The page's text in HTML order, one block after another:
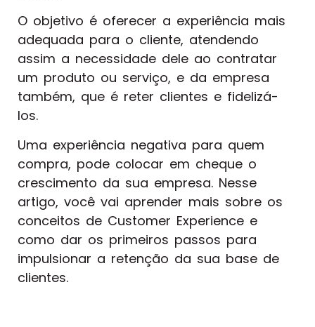
O objetivo é oferecer a experiência mais
adequada para o cliente, atendendo
assim a necessidade dele ao contratar
um produto ou serviço, e da empresa
também, que é reter clientes e fidelizá-
los.
Uma experiência negativa para quem
compra, pode colocar em cheque o
crescimento da sua empresa. Nesse
artigo, você vai aprender mais sobre os
conceitos de Customer Experience e
como dar os primeiros passos para
impulsionar a retenção da sua base de
clientes.